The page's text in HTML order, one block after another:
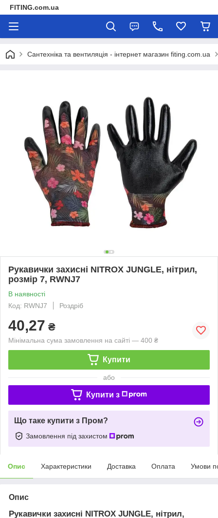
FITING.com.ua
Сантехніка та вентиляція - інтернет магазин fiting.com.ua
Рукавички захисні NITROX JUNGLE, нітрил,
розмір 7, RWNJ7
В наявності
Код: RWNJ7
Роздріб
40,27 ₴
Мінімальна сума замовлення на сайті — 400 ₴
Купити
або
Купити з
Що таке купити з Пром?
Замовлення під захистом
Опис Характеристики Доставка Оплата Умови
Опис
Рукавички захисні NITROX JUNGLE, нітрил,